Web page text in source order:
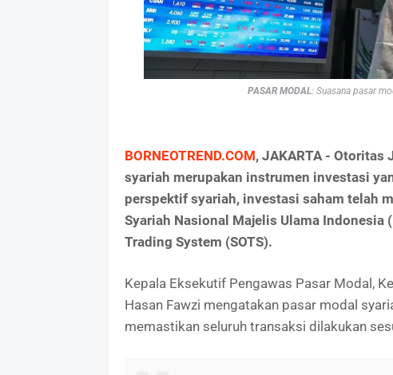
PASAR MODAL: Suasana pasar
BORNEOTREND.COM, JAKARTA - Otoritas
syariah merupakan instrumen investasi
perspektif syariah, investasi saham telah
Syariah Nasional Majelis Ulama Indonesia
Trading System (SOTS).
Kepala Eksekutif Pengawas Pasar Modal,
Hasan Fawzi mengatakan pasar modal
memastikan seluruh transaksi dilakukan